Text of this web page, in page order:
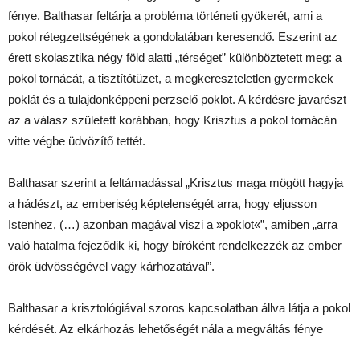
fénye. Balthasar feltárja a probléma történeti gyökerét, ami a
pokol rétegzettségének a gondolatában keresendő. Eszerint az
érett skolasztika négy föld alatti „térséget” különböztetett meg: a
pokol tornácát, a tisztítótüzet, a megkereszteletlen gyermekek
poklát és a tulajdonképpeni perzselő poklot. A kérdésre javarészt
az a válasz született korábban, hogy Krisztus a pokol tornácán
vitte végbe üdvözítő tettét.
Balthasar szerint a feltámadással „Krisztus maga mögött hagyja
a hádészt, az emberiség képtelenségét arra, hogy eljusson
Istenhez, (…) azonban magával viszi a »poklot«”, amiben „arra
való hatalma fejeződik ki, hogy bíróként rendelkezzék az ember
örök üdvösségével vagy kárhozatával”.
Balthasar a krisztológiával szoros kapcsolatban állva látja a pokol
kérdését. Az elkárhozás lehetőségét nála a megváltás fénye